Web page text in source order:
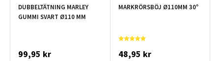
DUBBELTÄTNING MARLEY
GUMMI SVART Ø110 MM
99,95 kr
MARKRÖRSBÖJ Ø110MM 30°
48,95 kr